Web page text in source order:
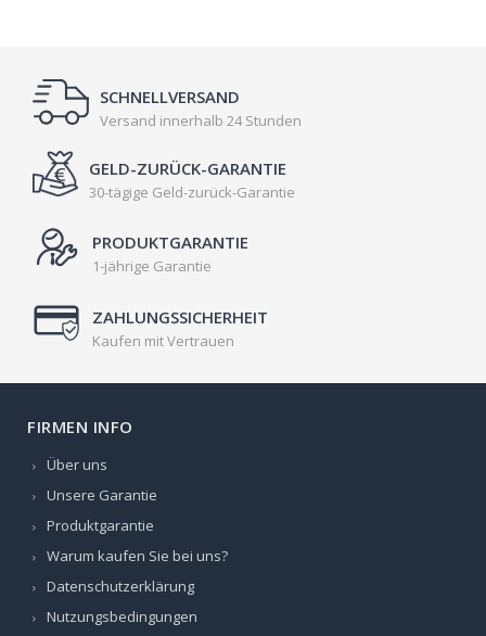
SCHNELLVERSAND
Versand innerhalb 24 Stunden
GELD-ZURÜCK-GARANTIE
30-tägige Geld-zurück-Garantie
PRODUKTGARANTIE
1-jährige Garantie
ZAHLUNGSSICHERHEIT
Kaufen mit Vertrauen
FIRMEN INFO
Über uns
Unsere Garantie
Produktgarantie
Warum kaufen Sie bei uns?
Datenschutzerklärung
Nutzungsbedingungen